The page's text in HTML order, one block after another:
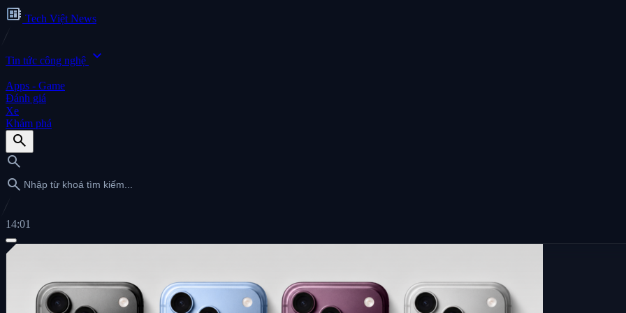
developer_board Tech Việt News
Tin tức công nghệ expand_more
Apps - Game
Đánh giá
Xe
Khám phá
search
search
search
14:01